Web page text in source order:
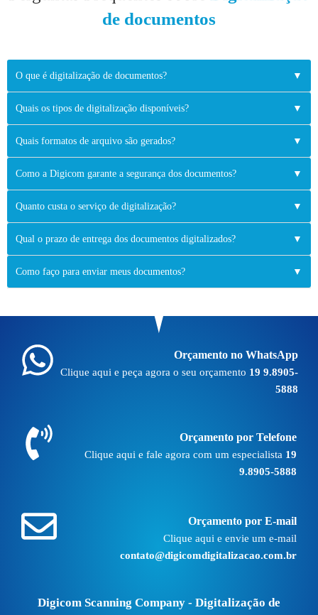
de documentos
O que é digitalização de documentos? ▼
Quais os tipos de digitalização disponíveis? ▼
Quais formatos de arquivo são gerados? ▼
Como a Digicom garante a segurança dos documentos? ▼
Quanto custa o serviço de digitalização? ▼
Qual o prazo de entrega dos documentos digitalizados? ▼
Como faço para enviar meus documentos? ▼
Orçamento no WhatsApp
Clique aqui e peça agora o seu orçamento 19 9.8905-
5888
Orçamento por Telefone
Clique aqui e fale agora com um especialista 19
9.8905-5888
Orçamento por E-mail
Clique aqui e envie um e-mail
contato@digicomdigitalizacao.com.br
Digicom Scanning Company - Digitalização de